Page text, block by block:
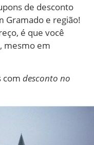
de desconto
Gramado e região!
é que você
mesmo em
com desconto no